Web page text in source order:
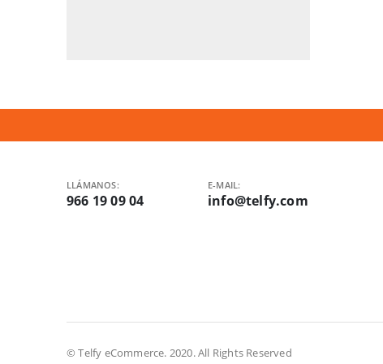
LLÁMANOS:
966 19 09 04
E-MAIL:
info@telfy.com
© Telfy eCommerce. 2020. All Rights Reserved